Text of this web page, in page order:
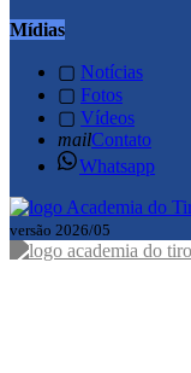
Mídias
▢ Notícias
▢ Fotos
▢ Vídeos
mailContato
Whatsapp
versão 2026/05